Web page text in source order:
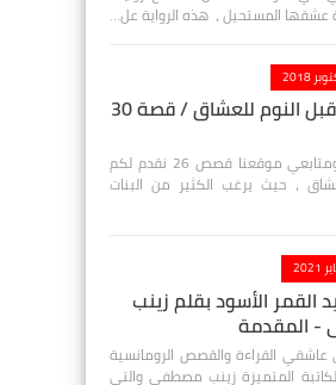
عشقها المستحيل ، هذه الرواية عل…
حواديت قبل النوم للعشاق / قصة 30
مرحباً بكم جميع أصدقائي ومتابعي موقعنا قصص 26 نقدم لكم
، حيث يرغب الكثير من البنات
القمر الأسود بقلم زينب
المقدمة
عاشقي القراءة والقصص الرومانسية
المتميزة زينب مصطفى والتي